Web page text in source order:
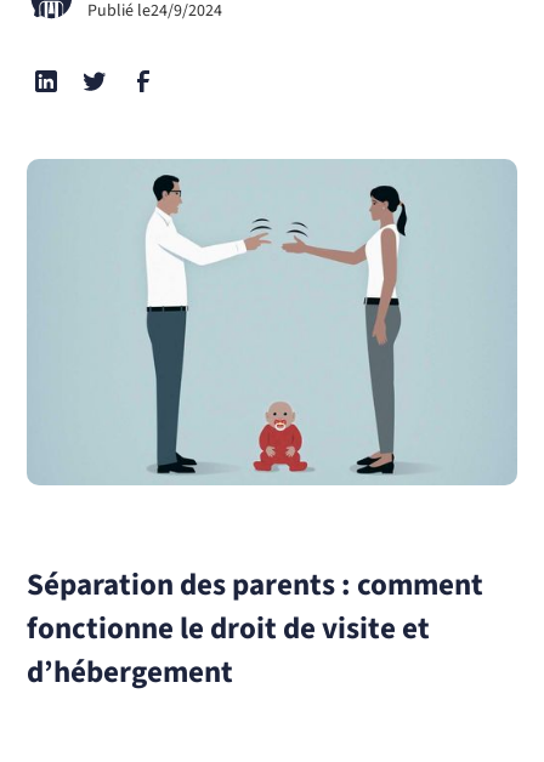
Publié le24/9/2024
Séparation des parents : comment
fonctionne le droit de visite et
d’hébergement